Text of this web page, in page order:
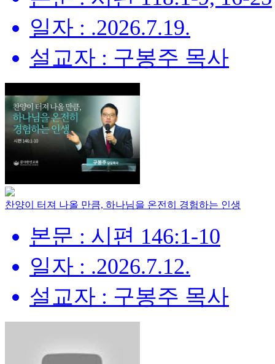
일자 : .2026.7.19.
설교자 : 구봉주 목사
찬양이 터져 나올 만큼, 하나님을 온전히 경험하는 인생
본문 : 시편 146:1-10
일자 : .2026.7.12.
설교자 : 구봉주 목사